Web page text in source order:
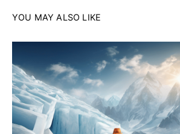
YOU MAY ALSO LIKE